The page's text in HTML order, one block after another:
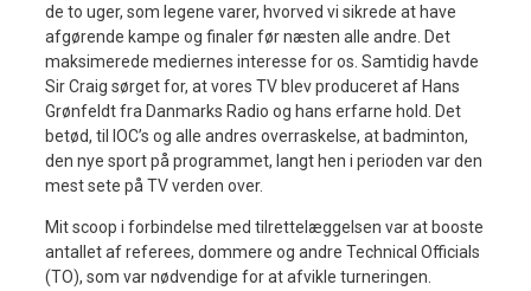
de to uger, som legene varer, hvorved vi sikrede at have
afgørende kampe og finaler før næsten alle andre. Det
maksimerede mediernes interesse for os. Samtidig havde
Sir Craig sørget for, at vores TV blev produceret af Hans
Grønfeldt fra Danmarks Radio og hans erfarne hold. Det
betød, til IOC’s og alle andres overraskelse, at badminton,
den nye sport på programmet, langt hen i perioden var den
mest sete på TV verden over.
Mit scoop i forbindelse med tilrettelæggelsen var at booste
antallet af referees, dommere og andre Technical Officials
(TO), som var nødvendige for at afvikle turneringen.